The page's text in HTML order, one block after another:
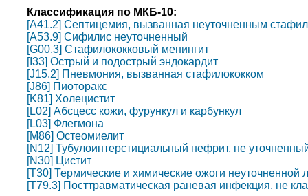
Классификация по МКБ-10:
[A41.2] Септицемия, вызванная неуточненным
[A53.9] Сифилис неуточненный
[G00.3] Стафилококковый менингит
[I33] Острый и подострый эндокардит
[J15.2] Пневмония, вызванная стафилококком
[J86] Пиоторакс
[K81] Холецистит
[L02] Абсцесс кожи, фурункул и карбункул
[L03] Флегмона
[M86] Остеомиелит
[N12] Тубулоинтерстициальный нефрит, не
[N30] Цистит
[T30] Термические и химические ожоги неуточненной
[T79.3] Посттравматическая раневая инфекция, не